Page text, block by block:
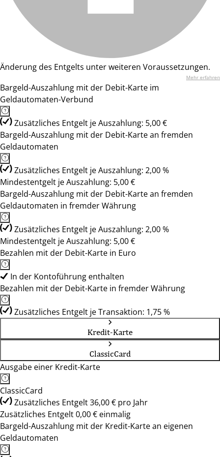
Änderung des Entgelts unter weiteren Voraussetzungen.
Mehr erfahren
Bargeld-Auszahlung mit der Debit-Karte im
Geldautomaten-Verbund
Zusätzliches Entgelt je Auszahlung: 5,00 €
Bargeld-Auszahlung mit der Debit-Karte an fremden
Geldautomaten
Zusätzliches Entgelt je Auszahlung: 2,00 %
Mindestentgelt je Auszahlung: 5,00 €
Bargeld-Auszahlung mit der Debit-Karte an fremden
Geldautomaten in fremder Währung
Zusätzliches Entgelt je Auszahlung: 2,00 %
Mindestentgelt je Auszahlung: 5,00 €
Bezahlen mit der Debit-Karte in Euro
In der Kontoführung enthalten
Bezahlen mit der Debit-Karte in fremder Währung
Zusätzliches Entgelt je Transaktion: 1,75 %
Kredit-Karte
ClassicCard
Ausgabe einer Kredit-Karte
ClassicCard
Zusätzliches Entgelt 36,00 € pro Jahr
Zusätzliches Entgelt 0,00 € einmalig
Bargeld-Auszahlung mit der Kredit-Karte an eigenen
Geldautomaten